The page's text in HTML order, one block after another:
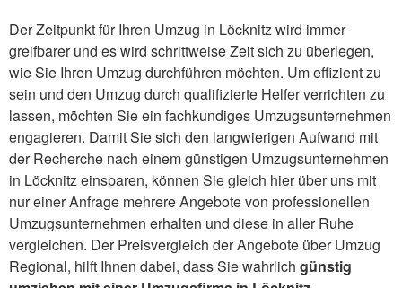
Der Zeitpunkt für Ihren Umzug in Löcknitz wird immer
greifbarer und es wird schrittweise Zeit sich zu überlegen,
wie Sie Ihren Umzug durchführen möchten. Um effizient zu
sein und den Umzug durch qualifizierte Helfer verrichten zu
lassen, möchten Sie ein fachkundiges Umzugsunternehmen
engagieren. Damit Sie sich den langwierigen Aufwand mit
der Recherche nach einem günstigen Umzugsunternehmen
in Löcknitz einsparen, können Sie gleich hier über uns mit
nur einer Anfrage mehrere Angebote von professionellen
Umzugsunternehmen erhalten und diese in aller Ruhe
vergleichen. Der Preisvergleich der Angebote über Umzug
Regional, hilft Ihnen dabei, dass Sie wahrlich günstig